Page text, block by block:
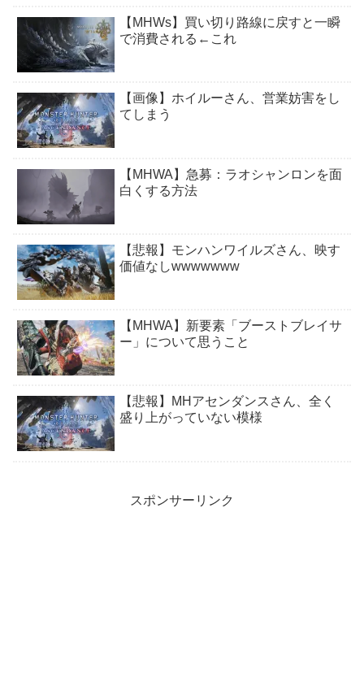
【MHWs】買い切り路線に戻すと一瞬
で消費される←これ
【画像】ホイルーさん、営業妨害をし
てしまう
【MHWA】急募：ラオシャンロンを面
白くする方法
【悲報】モンハンワイルズさん、映す
価値なしwwwwwww
【MHWA】新要素「ブーストブレイサ
ー」について思うこと
【悲報】MHアセンダンスさん、全く
盛り上がっていない模様
スポンサーリンク